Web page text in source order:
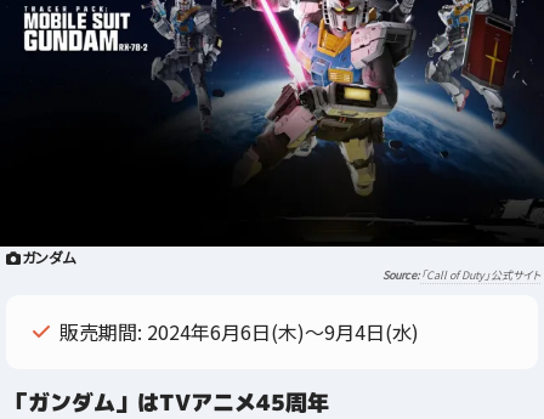
ガンダム
「Call of Duty」公式サイト
販売期間: 2024年6月6日(木)～9月4日(水)
「ガンダム」はTVアニメ45周年